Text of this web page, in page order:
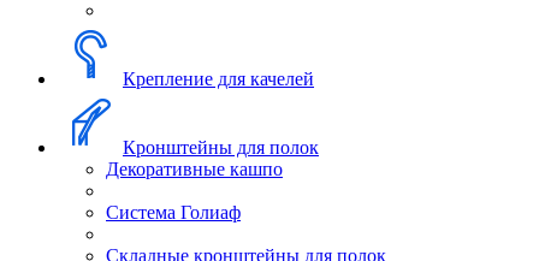
Крепление для качелей
Кронштейны для полок
Декоративные кашпо
Система Голиаф
Складные кронштейны для полок